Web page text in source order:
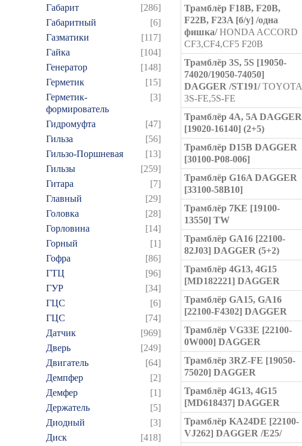
Габарит
[286]
Габаритный
[6]
Газматики
[117]
Гайка
[104]
Генератор
[148]
Герметик
[15]
Герметик-
формирователь
[3]
Гидромуфта
[47]
Гильза
[56]
Гильзо-Поршневая
[13]
Гильзы
[259]
Гитара
[7]
Главный
[29]
Головка
[28]
Горловина
[14]
Горный
[1]
Гофра
[86]
ГТЦ
[96]
ГУР
[34]
ГЦC
[6]
ГЦС
[74]
Датчик
[969]
Дверь
[249]
Двигатель
[64]
Демпфер
[2]
Демфер
[1]
Держатель
[5]
Диодный
[3]
Диск
[418]
Трамблёр F18B, F20B,
F22B, F23A [б/у] /одна
фишка/HONDA ACCORD
CF3,CF4,CF5 F20B
Трамблёр 3S, 5S [19050-
74020/19050-74050]
DAGGER /ST191/TOYOTA
3S-FE,5S-FE
Трамблёр 4A, 5A DAGGER
[19020-16140] (2+5)
Трамблёр D15B DAGGER
[30100-P08-006]
Трамблёр G16A DAGGER
[33100-58B10]
Трамблёр 7KE [19100-
13550] TW
Трамблёр GA16 [22100-
82J03] DAGGER (5+2)
Трамблёр 4G13, 4G15
[MD182221] DAGGER
Трамблёр GA15, GA16
[22100-F4302] DAGGER
Трамблёр VG33E [22100-
0W000] DAGGER
Трамблёр 3RZ-FE [19050-
75020] DAGGER
Трамблёр 4G13, 4G15
[MD618437] DAGGER
Трамблёр KA24DE [22100-
VJ262] DAGGER /E25/